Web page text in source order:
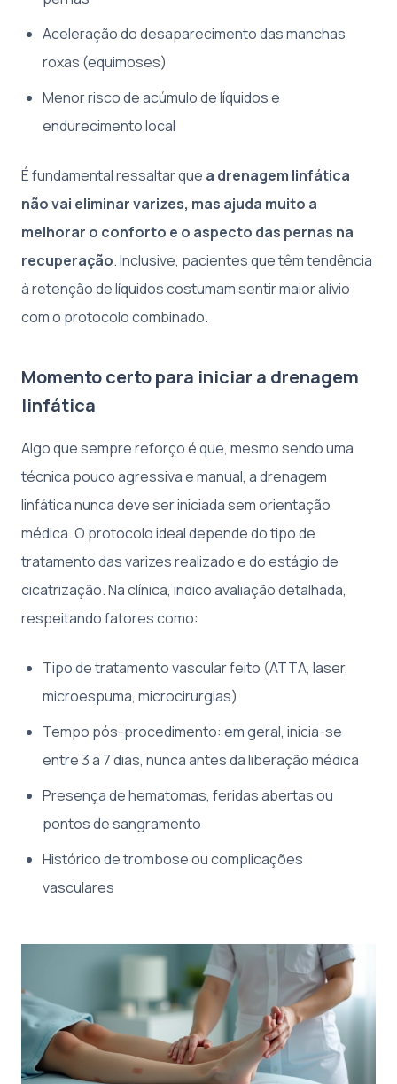
Aceleração do desaparecimento das manchas
roxas (equimoses)
Menor risco de acúmulo de líquidos e
endurecimento local
É fundamental ressaltar que a drenagem linfática
não vai eliminar varizes, mas ajuda muito a
melhorar o conforto e o aspecto das pernas na
recuperação. Inclusive, pacientes que têm tendência
à retenção de líquidos costumam sentir maior alívio
com o protocolo combinado.
Momento certo para iniciar a drenagem
linfática
Algo que sempre reforço é que, mesmo sendo uma
técnica pouco agressiva e manual, a drenagem
linfática nunca deve ser iniciada sem orientação
médica. O protocolo ideal depende do tipo de
tratamento das varizes realizado e do estágio de
cicatrização. Na clínica, indico avaliação detalhada,
respeitando fatores como:
Tipo de tratamento vascular feito (ATTA, laser,
microespuma, microcirurgias)
Tempo pós-procedimento: em geral, inicia-se
entre 3 a 7 dias, nunca antes da liberação médica
Presença de hematomas, feridas abertas ou
pontos de sangramento
Histórico de trombose ou complicações
vasculares